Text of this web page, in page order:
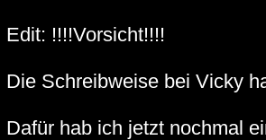
Edit: !!!!Vorsicht!!!!
Die Schreibweise bei Vicky
Dafür hab ich jetzt nochmal